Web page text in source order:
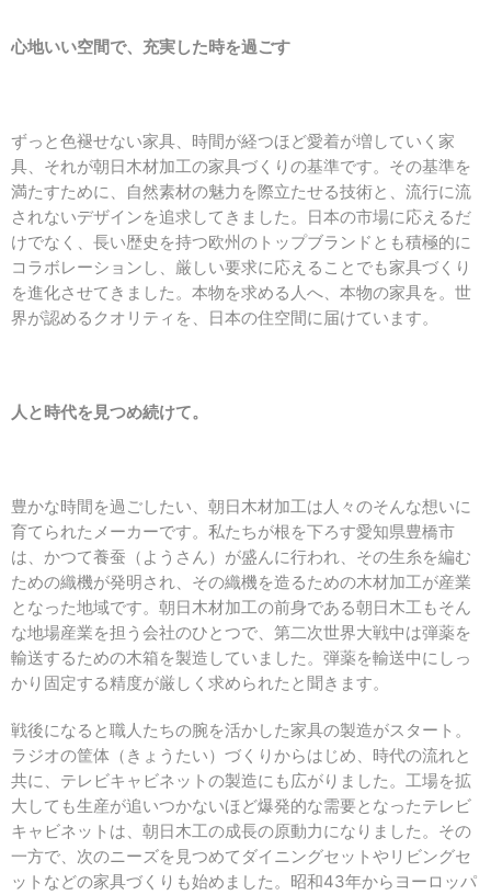
心地いい空間で、充実した時を過ごす
ずっと色褪せない家具、時間が経つほど愛着が増していく家
具、それが朝日木材加工の家具づくりの基準です。その基準を
満たすために、自然素材の魅力を際立たせる技術と、流行に流
されないデザインを追求してきました。日本の市場に応えるだ
けでなく、長い歴史を持つ欧州のトップブランドとも積極的に
コラボレーションし、厳しい要求に応えることでも家具づくり
を進化させてきました。本物を求める人へ、本物の家具を。世
界が認めるクオリティを、日本の住空間に届けています。
人と時代を見つめ続けて。
豊かな時間を過ごしたい、朝日木材加工は人々のそんな想いに
育てられたメーカーです。私たちが根を下ろす愛知県豊橋市
は、かつて養蚕（ようさん）が盛んに行われ、その生糸を編む
ための織機が発明され、その織機を造るための木材加工が産業
となった地域です。朝日木材加工の前身である朝日木工もそん
な地場産業を担う会社のひとつで、第二次世界大戦中は弾薬を
輸送するための木箱を製造していました。弾薬を輸送中にしっ
かり固定する精度が厳しく求められたと聞きます。
戦後になると職人たちの腕を活かした家具の製造がスタート。
ラジオの筐体（きょうたい）づくりからはじめ、時代の流れと
共に、テレビキャビネットの製造にも広がりました。工場を拡
大しても生産が追いつかないほど爆発的な需要となったテレビ
キャビネットは、朝日木工の成長の原動力になりました。その
一方で、次のニーズを見つめてダイニングセットやリビングセ
ットなどの家具づくりも始めました。昭和43年からヨーロッパ